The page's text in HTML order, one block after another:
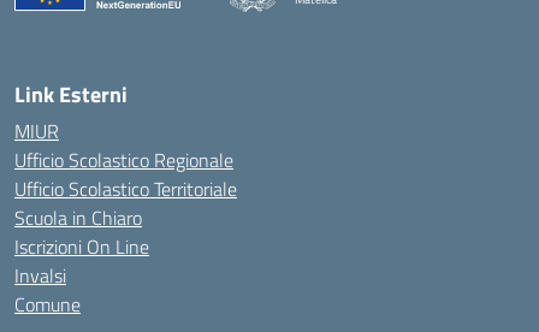
Link Esterni
MIUR
Ufficio Scolastico Regionale
Ufficio Scolastico Territoriale
Scuola in Chiaro
Iscrizioni On Line
Invalsi
Comune